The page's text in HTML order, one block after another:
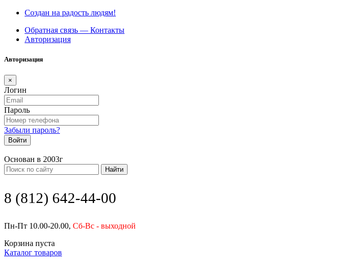
Создан на радость людям!
Обратная связь — Контакты
Авторизация
Авторизация
×
Логин
Пароль
Забыли пароль?
Войти
Основан в 2003г
Найти
8 (812) 642-44-00
Пн-Пт 10.00-20.00, Сб-Вс - выходной
Корзина пуста
Каталог товаров